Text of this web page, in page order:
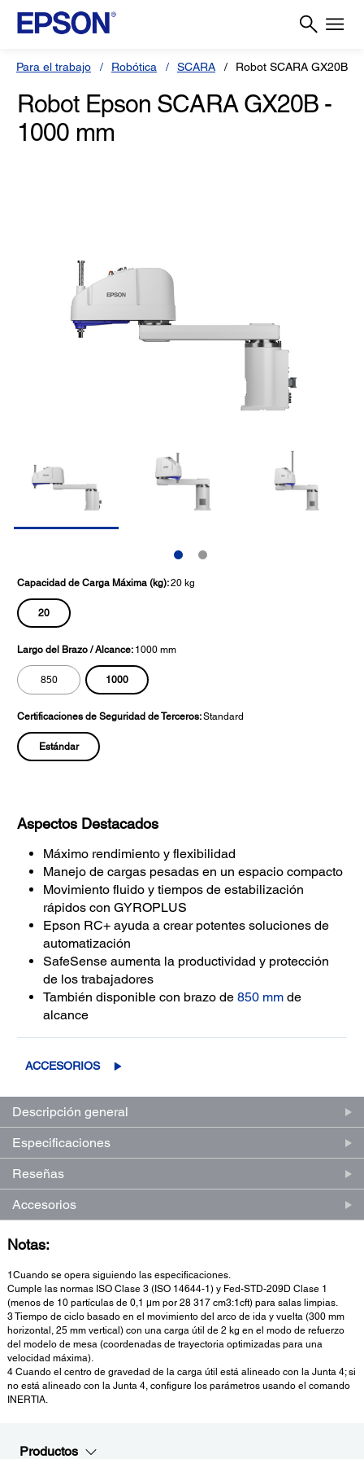
Para el trabajo Robótica SCARA Robot SCARA GX20B -
Robot Epson SCARA GX20B -
1000 mm
Capacidad de Carga Máxima (kg):20 kg
20
Largo del Brazo / Alcance: 1000 mm
850 1000
Certificaciones de Seguridad de Terceros:Standard
Estándar
Aspectos Destacados
Máximo rendimiento y flexibilidad
Manejo de cargas pesadas en un espacio compacto
Movimiento fluido y tiempos de estabilización
rápidos con GYROPLUS
Epson RC+ ayuda a crear potentes soluciones de
automatización
SafeSense aumenta la productividad y protección
de los trabajadores
También disponible con brazo de 850 mm de
alcance
ACCESORIOS
Descripción general
Especificaciones
Reseñas
Accesorios
Notas:
1Cuando se opera siguiendo las especificaciones.
Cumple las normas ISO Clase 3 (ISO 14644-1) y Fed-STD-209D Clase 1
(menos de 10 partículas de 0,1 μm por 28 317 cm3:1cft) para salas limpias.
3 Tiempo de ciclo basado en el movimiento del arco de ida y vuelta (300 mm
horizontal, 25 mm vertical) con una carga útil de 2 kg en el modo de refuerzo
del modelo de mesa (coordenadas de trayectoria optimizadas para una
velocidad máxima).
4 Cuando el centro de gravedad de la carga útil está alineado con la Junta 4; si
no está alineado con la Junta 4, configure los parámetros usando el comando
INERTIA.
Productos